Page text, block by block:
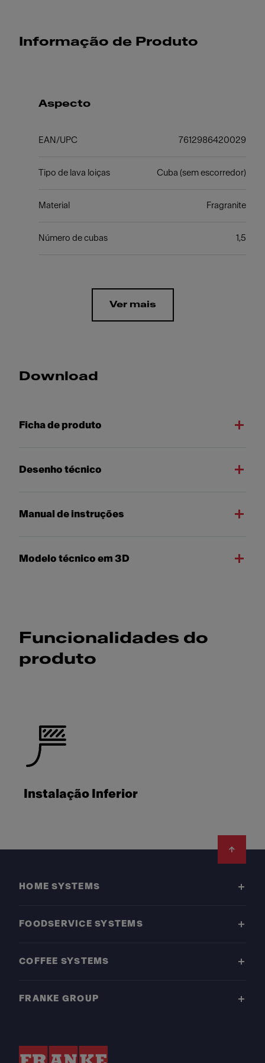
Informação de Produto
Aspecto
EAN/UPC 7612986420029
Tipo de lava loiças Cuba (sem escorredor)
Material Fragranite
Número de cubas 1,5
Ver mais
Download
Ficha de produto
Desenho técnico
Manual de instruções
Modelo técnico em 3D
Funcionalidades do
produto
Instalação Inferior
HOME SYSTEMS
FOODSERVICE SYSTEMS
COFFEE SYSTEMS
FRANKE GROUP